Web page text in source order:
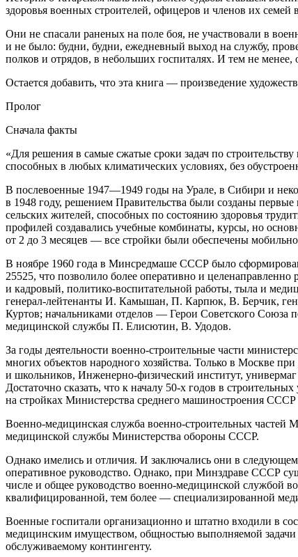
здоровья военных строителей, офицеров и членов их семей
Они не спасали раненых на поле боя, не участвовали в
и не было: будни, будни, ежедневный выход на службу,
полков и отрядов, в небольших госпиталях. И тем не
Остается добавить, что эта книга — произведение
Пролог
Сначала факты
«Для решения в самые сжатые сроки задач по
способных в любых климатических условиях, без
В послевоенные 1947—1949 годы на Урале, в Сибири и
в 1948 году, решением Правительства были созданы
сельских жителей, способных по состоянию здоровья
профилей создавались учебные комбинаты, курсы, но
от 2 до 3 месяцев — все стройки были обеспечены
В ноябре 1960 года в Минсредмаше СССР было
25525, что позволило более оперативно и
и кадровый, политико-воспитательной работы, тыла и
генерал-лейтенанты И. Камышан, П. Карпюк, В. Берчик,
Куртов; начальниками отделов — Герои Советского
медицинской службы П. Елисютин, В. Удодов.
За годы деятельности военно-строительные части
многих объектов народного хозяйства. Только в Москве
и школьников, Инженерно-физический институт,
Достаточно сказать, что к началу 50-х годов в
на стройках Министерства среднего машиностроения СССР
Военно-медицинская служба военно-строительных частей
медицинской службы Министерства обороны СССР.
Однако имелись и отличия. И заключались они в
оперативное руководство. Однако, при Минздраве СССР
числе и общее руководство военно-медицинской службой
квалифицированной, тем более — специализированной
Военные госпитали организационно и штатно входили в
медицинским имуществом, общностью выполняемой задачи
обслуживаемому контингенту.